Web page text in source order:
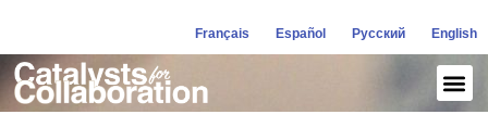
Français Español Русский English